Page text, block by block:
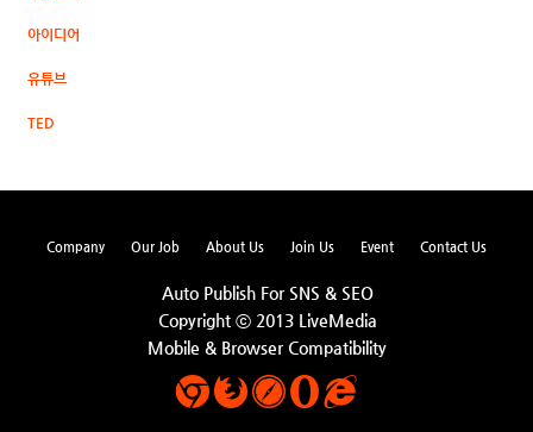
아이디어
유튜브
TED
Company Our Job About Us Join Us Event Contact Us
Auto Publish For SNS & SEO
Copyright ⓒ 2013 LiveMedia
Mobile & Browser Compatibility